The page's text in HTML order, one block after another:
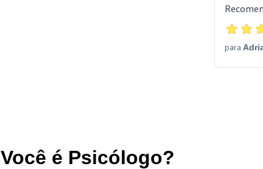
para
Você é Psicólogo?